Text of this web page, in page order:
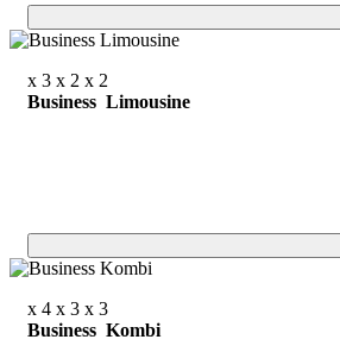
x 3 x 2 x 2
Business Limousine
x 4 x 3 x 3
Business Kombi